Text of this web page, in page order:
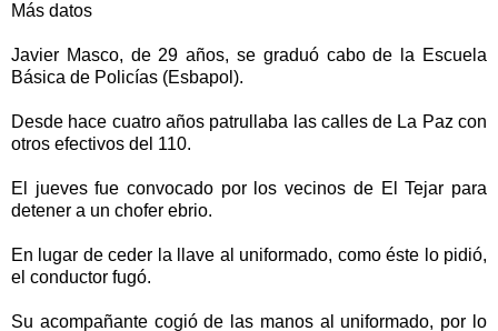
Más datos
Javier Masco, de 29 años, se graduó cabo de la Escuela
Básica de Policías (Esbapol).
Desde hace cuatro años patrullaba las calles de La Paz con
otros efectivos del 110.
El jueves fue convocado por los vecinos de El Tejar para
detener a un chofer ebrio.
En lugar de ceder la llave al uniformado, como éste lo pidió,
el conductor fugó.
Su acompañante cogió de las manos al uniformado, por lo